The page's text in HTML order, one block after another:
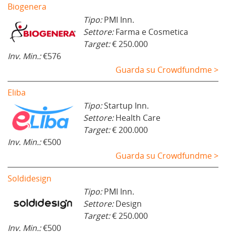
Biogenera
Tipo:PMI Inn.
Settore:Farma e Cosmetica
Target:€ 250.000
Inv. Min.:€576
Guarda su Crowdfundme >
Eliba
Tipo:Startup Inn.
Settore:Health Care
Target:€ 200.000
Inv. Min.:€500
Guarda su Crowdfundme >
Soldidesign
Tipo:PMI Inn.
Settore:Design
Target:€ 250.000
Inv. Min.:€500